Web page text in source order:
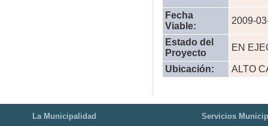
Fecha
Viable:
2009-
Estado del
Proyecto
EN
Ubicación: ALTO
La Municipalidad Servicios